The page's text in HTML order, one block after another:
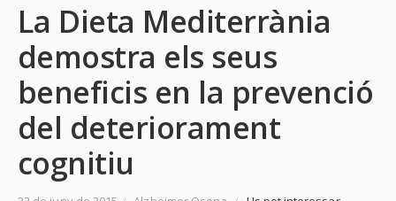
La Dieta Mediterrània
demostra els seus
beneficis en la prevenció
del deteriorament
cognitiu